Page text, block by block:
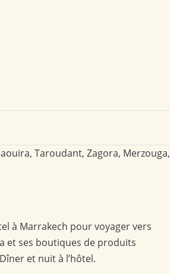
Taroudant, Zagora, Merzouga,
à Marrakech pour voyager vers
et ses boutiques de produits
et nuit à l’hôtel.